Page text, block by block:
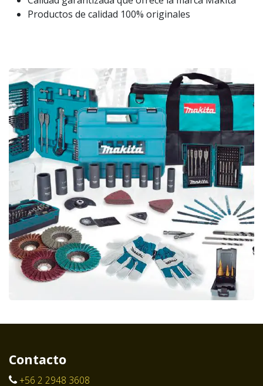
Productos de calidad 100% originales
Contacto
+56 2 2948 3608